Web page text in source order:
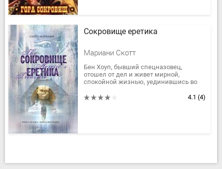
Сокровище еретика
Мариани Скотт
Бен Хоуп, бывший спецназовец,
отошел от дел и живет мирной,
спокойной жизнью, уединившись во
его покой нарушает телефонный
4.1 (4)